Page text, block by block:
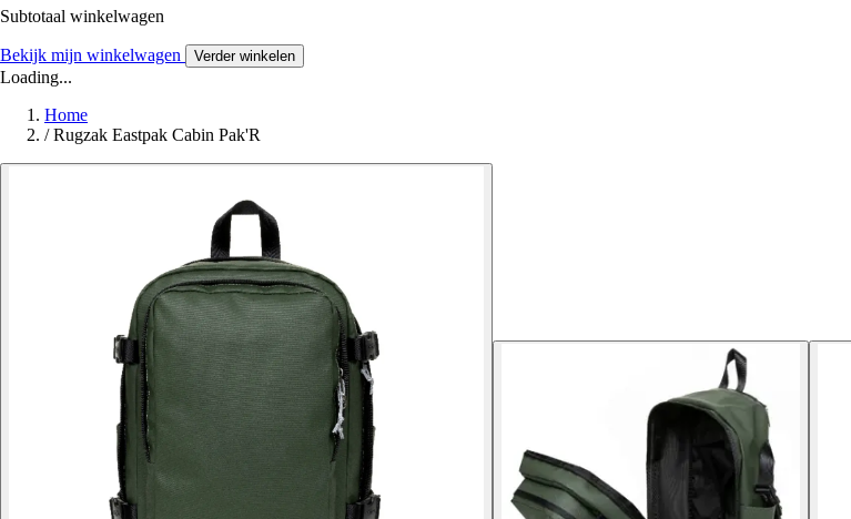
Subtotaal winkelwagen
Bekijk mijn winkelwagen Verder winkelen
Loading...
Home
/ Rugzak Eastpak Cabin Pak'R